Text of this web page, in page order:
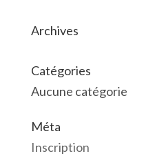
Archives
Catégories
Aucune catégorie
Méta
Inscription